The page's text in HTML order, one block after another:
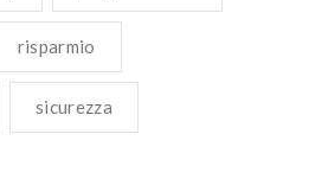
risparmio
sicurezza